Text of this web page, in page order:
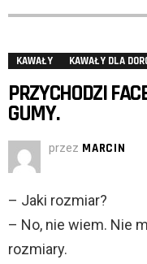
KAWAŁY KAWAŁY DLA
PRZYCHODZI
GUMY.
przez MARCIN
– Jaki rozmiar?
– No, nie wiem. Nie
rozmiary.